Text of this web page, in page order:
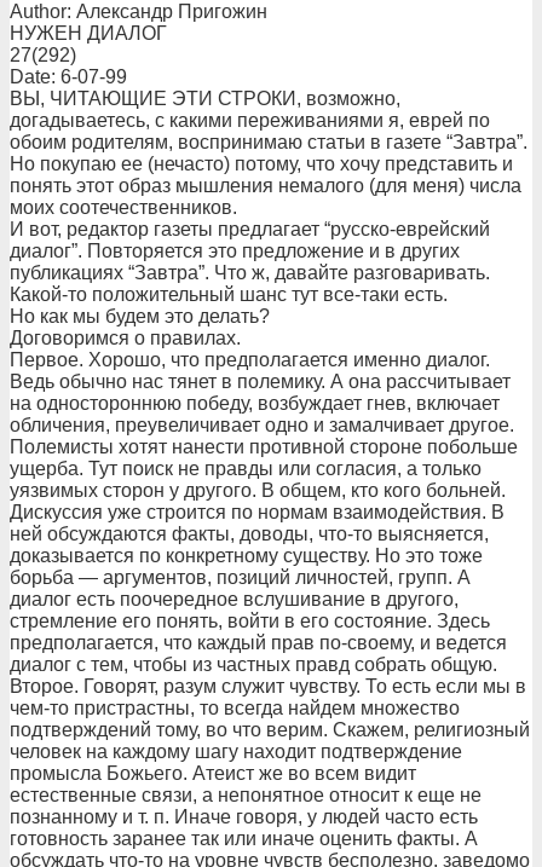
Author: Александр Пригожин
НУЖЕН ДИАЛОГ
27(292)
Date: 6-07-99
ВЫ, ЧИТАЮЩИЕ ЭТИ СТРОКИ, возможно,
догадываетесь, с какими переживаниями я, еврей по
обоим родителям, воспринимаю статьи в газете “Завтра”.
Но покупаю ее (нечасто) потому, что хочу представить и
понять этот образ мышления немалого (для меня) числа
моих соотечественников.
И вот, редактор газеты предлагает “русско-еврейский
диалог”. Повторяется это предложение и в других
публикациях “Завтра”. Что ж, давайте разговаривать.
Какой-то положительный шанс тут все-таки есть.
Но как мы будем это делать?
Договоримся о правилах.
Первое. Хорошо, что предполагается именно диалог.
Ведь обычно нас тянет в полемику. А она рассчитывает
на одностороннюю победу, возбуждает гнев, включает
обличения, преувеличивает одно и замалчивает другое.
Полемисты хотят нанести противной стороне побольше
ущерба. Тут поиск не правды или согласия, а только
уязвимых сторон у другого. В общем, кто кого больней.
Дискуссия уже строится по нормам взаимодействия. В
ней обсуждаются факты, доводы, что-то выясняется,
доказывается по конкретному существу. Но это тоже
борьба — аргументов, позиций личностей, групп. А
диалог есть поочередное вслушивание в другого,
стремление его понять, войти в его состояние. Здесь
предполагается, что каждый прав по-своему, и ведется
диалог с тем, чтобы из частных правд собрать общую.
Второе. Говорят, разум служит чувству. То есть если мы в
чем-то пристрастны, то всегда найдем множество
подтверждений тому, во что верим. Скажем, религиозный
человек на каждому шагу находит подтверждение
промысла Божьего. Атеист же во всем видит
естественные связи, а непонятное относит к еще не
познанному и т. п. Иначе говоря, у людей часто есть
готовность заранее так или иначе оценить факты. А
обсуждать что-то на уровне чувств бесполезно, заведомо